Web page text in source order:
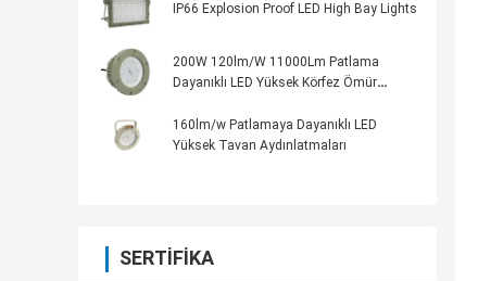
IP66 Explosion Proof LED High Bay Lights
200W 120lm/W 11000Lm Patlama
Dayanıklı LED Yüksek Körfez Ömür
160lm/w Patlamaya Dayanıklı LED
Yüksek Tavan Aydınlatmaları
SERTIFIKA